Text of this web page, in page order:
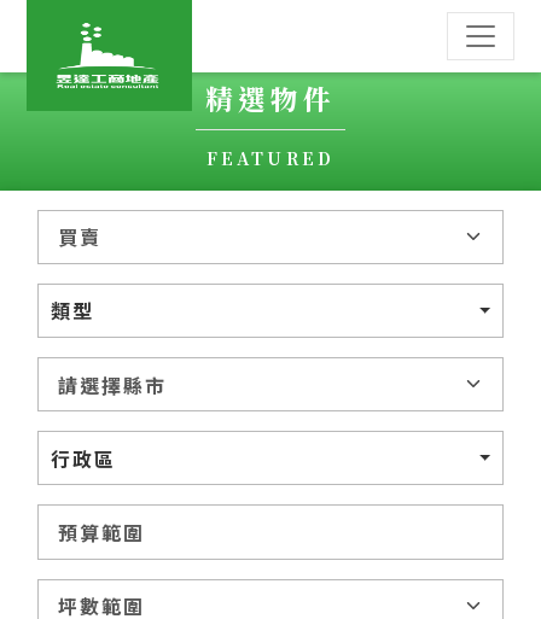
精選物件
FEATURED
類型
行政區